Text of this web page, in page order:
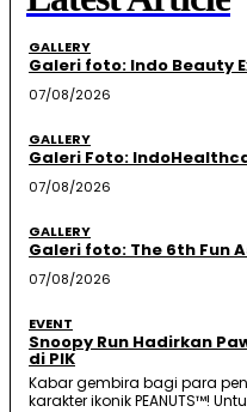
GALLERY
Galeri foto: Indo Beauty
07/08/2026
GALLERY
Galeri Foto:
07/08/2026
GALLERY
Galeri foto: The 6th Fun
07/08/2026
EVENT
Snoopy Run Hadirkan
di PIK
Kabar gembira bagi para
karakter ikonik PEANUTS™!